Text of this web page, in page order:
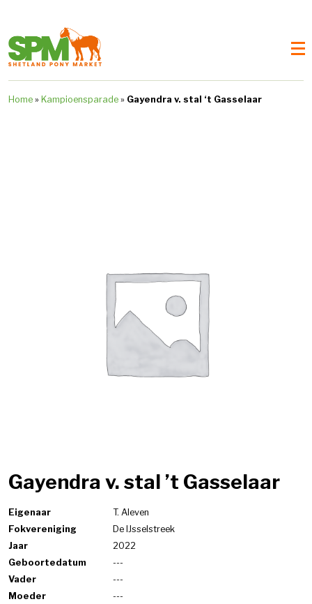
Home » Kampioensparade » Gayendra v. stal ‘t Gasselaar
Gayendra v. stal ’t Gasselaar
Eigenaar
T. Aleven
Fokvereniging
De IJsselstreek
Jaar
2022
Geboortedatum
---
Vader
---
Moeder
---